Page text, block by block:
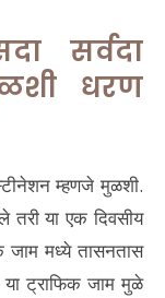
सर्वदा
धरण
म्हणजे मुळशी.
तरी या एक दिवसीय
जाम मध्ये तासनतास
ट्राफिक जाम मुळे